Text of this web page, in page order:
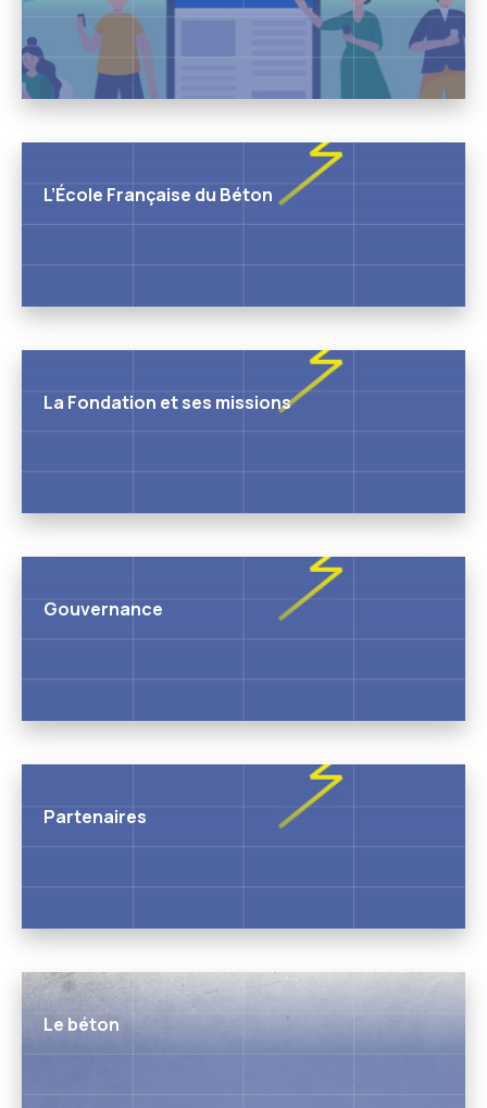
L’École Française du Béton
La Fondation et ses missions
Gouvernance
Partenaires
Le béton